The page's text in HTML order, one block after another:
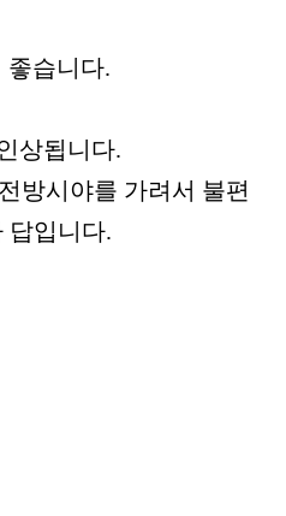
좋습니다.
상됩니다.
방시야를 가려서 불편
답입니다.